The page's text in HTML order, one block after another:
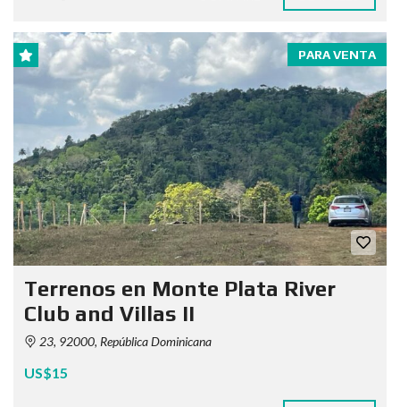
PARA VENTA
Terrenos en Monte Plata River
Club and Villas II
23, 92000, República Dominicana
US$15